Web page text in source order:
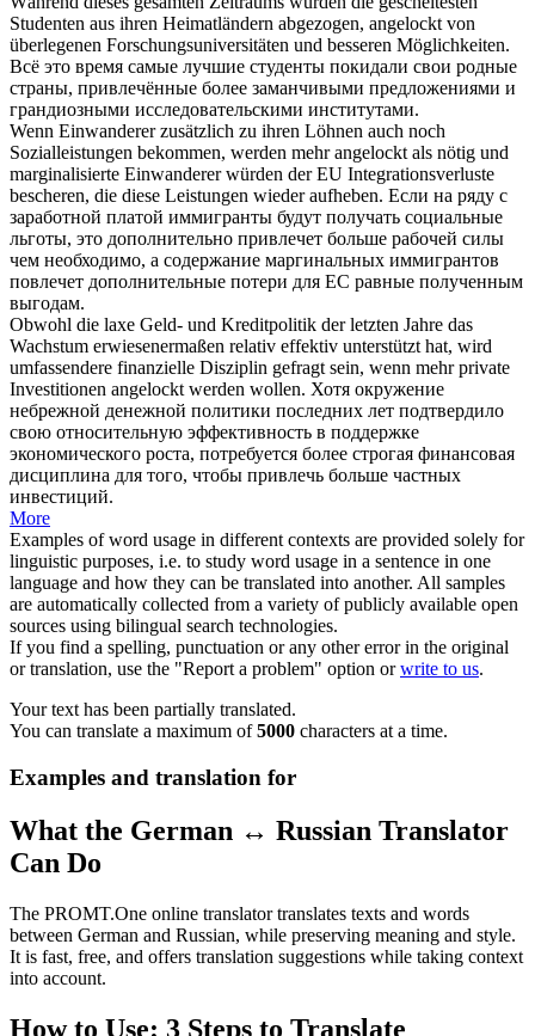
Studenten aus ihren Heimatländern abgezogen, angelockt von
überlegenen Forschungsuniversitäten und besseren Möglichkeiten.
Всё это время самые лучшие студенты покидали свои родные
страны, привлечённые более заманчивыми предложениями и
грандиозными исследовательскими институтами.
Wenn Einwanderer zusätzlich zu ihren Löhnen auch noch
Sozialleistungen bekommen, werden mehrangelockt als nötig und
marginalisierte Einwanderer würden der EU Integrationsverluste
bescheren, die diese Leistungen wieder aufheben. Если на ряду с
заработной платой иммигранты будут получать социальные
льготы, это дополнительно привлечет больше рабочей силы
чем необходимо, а содержание маргинальных иммигрантов
повлечет дополнительные потери для ЕС равные полученным
выгодам.
Obwohl die laxe Geld- und Kreditpolitik der letzten Jahre das
Wachstum erwiesenermaßen relativ effektiv unterstützt hat, wird
umfassendere finanzielle Disziplin gefragt sein, wenn mehr private
Investitionen angelockt werden wollen. Хотя окружение
небрежной денежной политики последних лет подтвердило
свою относительную эффективность в поддержке
экономического роста, потребуется более строгая финансовая
дисциплина для того, чтобы привлечь больше частных
инвестиций.
More
Examples of word usage in different contexts are provided solely for
linguistic purposes, i.e. to study word usage in a sentence in one
language and how they can be translated into another. All samples
are automatically collected from a variety of publicly available open
sources using bilingual search technologies.
If you find a spelling, punctuation or any other error in the original
or translation, use the "Report a problem" option orwrite to us.
Your text has been partially translated.
You can translate a maximum of5000 characters at a time.
Examples and translation for
What the German ↔ Russian Translator
Can Do
The PROMT.One online translator translates texts and words
between German and Russian, while preserving meaning and style.
It is fast, free, and offers translation suggestions while taking context
into account.
How to Use: 3 Steps to Translate